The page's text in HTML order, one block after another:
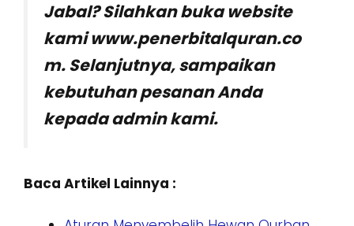
Jabal? Silahkan buka website
kami www.penerbitalquran.co
m. Selanjutnya, sampaikan
kebutuhan pesanan Anda
kepada admin kami.
Baca Artikel Lainnya :